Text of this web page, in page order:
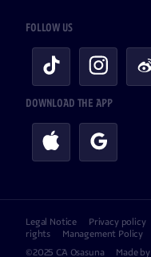
FOLLOW US
DOWNLOAD THE APP
Legal Notice Privacy policy
rights
Management Policy
©2025 CA Osasuna
Made by